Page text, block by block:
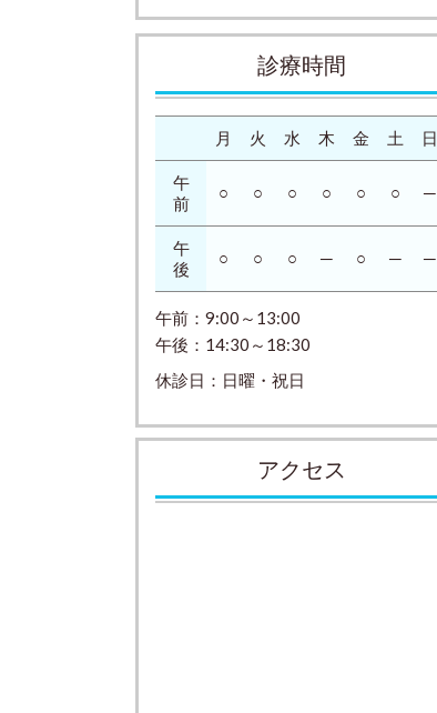
診療時間
月 火 水 木 金 土 日
午
前
○ ○ ○ ○ ○ ○ ─
午
後
○ ○ ○ ─ ○ ─ ─
午前：9:00～13:00
午後：14:30～18:30
休診日：日曜・祝日
アクセス